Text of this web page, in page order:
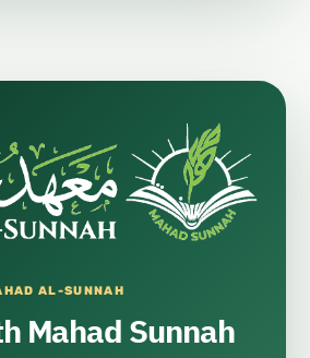
AL-SUNNAH
Mahad Sunnah